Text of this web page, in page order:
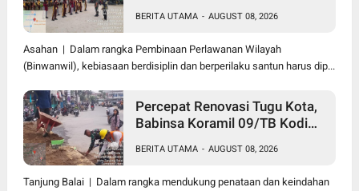
0208/Asahan Beri Pelatihan
PBB dan Etika Bagi Siswa MIN
7 Pertahanan
BERITA UTAMA - AUGUST 08, 2026
Asahan | Dalam rangka Pembinaan Perlawanan Wilayah
(Binwanwil), kebiasaan berdisiplin dan berperilaku santun harus dip...
Percepat Renovasi Tugu Kota,
Babinsa Koramil 09/TB Kodim
dan DLH Tanjungbalai Gelar
Gotong Royong
BERITA UTAMA - AUGUST 08, 2026
Tanjung Balai | Dalam rangka mendukung penataan dan keindahan